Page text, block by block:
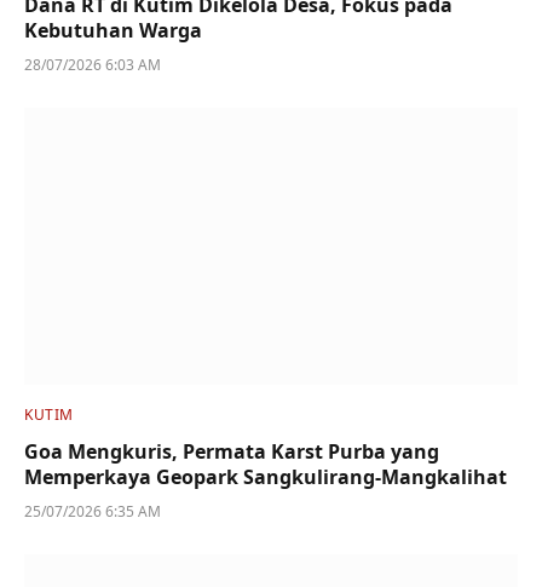
Kebutuhan Warga
28/07/2026 6:03 AM
KUTIM
Goa Mengkuris, Permata Karst Purba yang
Memperkaya Geopark Sangkulirang-Mangkalihat
25/07/2026 6:35 AM